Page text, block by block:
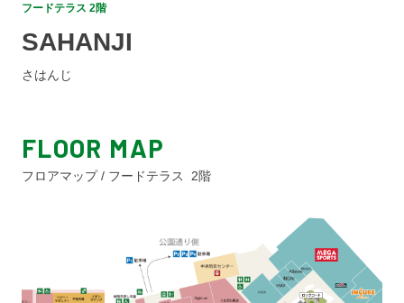
フードテラス 2階
SAHANJI
さはんじ
FLOOR MAP
フロアマップ / フードテラス 2階